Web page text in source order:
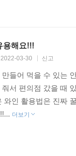
용해요!!!
2022-03-30 신고
만들어 먹을 수 있는
줘서 편의점 갔을 때
와인 활용법은 진짜
더보기